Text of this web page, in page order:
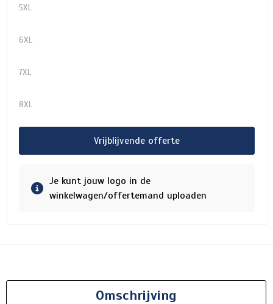
5XL
6XL
7XL
8XL
Vrijblijvende offerte
Je kunt jouw logo in de
winkelwagen/offertemand uploaden
Omschrijving